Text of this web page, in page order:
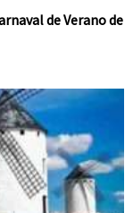
de Verano de